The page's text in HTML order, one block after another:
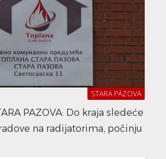
STARA PAZOVA
PAZOVA: Do kraja sledeće
na radijatorima, počinju